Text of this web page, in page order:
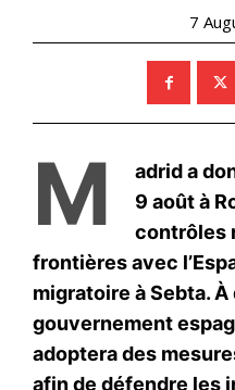
SAR le Prince Moulay Rachid
déjeuner offert par le Chef du
gouvernement à l’occasion
de la Fête du Trône
30 July 2025
In "Famille Royale"